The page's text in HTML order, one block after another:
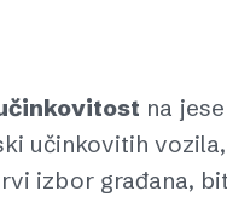
na
učinkovitih
izbor građana,